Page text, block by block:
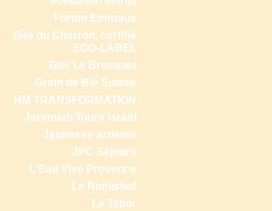
Forum Emmaüs
Gîte du Charron, certifié
ECO-LABEL
Gite Le Brusquet
Grain de Blé Suisse
HM TRANSFORMATION
Jeremiah Tours Israël
Jeunesse ardente
JPC Séjours
L'Eau Vive Provence
Le Rimlishof
Le Tabor